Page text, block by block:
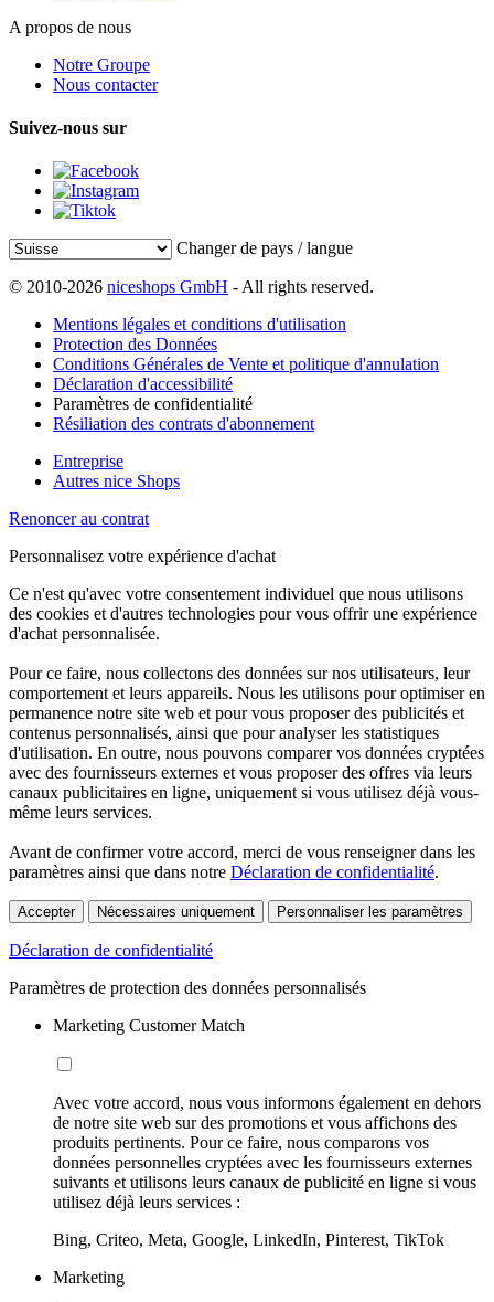
A propos de nous
Notre Groupe
Nous contacter
Suivez-nous sur
Changer de pays / langue
© 2010-2026 niceshops GmbH - All rights reserved.
Mentions légales et conditions d'utilisation
Protection des Données
Conditions Générales de Vente et politique d'annulation
Déclaration d'accessibilité
Paramètres de confidentialité
Résiliation des contrats d'abonnement
Entreprise
Autres nice Shops
Renoncer au contrat
Personnalisez votre expérience d'achat
Ce n'est qu'avec votre consentement individuel que nous utilisons
des cookies et d'autres technologies pour vous offrir une expérience
d'achat personnalisée.
Pour ce faire, nous collectons des données sur nos utilisateurs, leur
comportement et leurs appareils. Nous les utilisons pour optimiser en
permanence notre site web et pour vous proposer des publicités et
contenus personnalisés, ainsi que pour analyser les statistiques
d'utilisation. En outre, nous pouvons comparer vos données cryptées
avec des fournisseurs externes et vous proposer des offres via leurs
canaux publicitaires en ligne, uniquement si vous utilisez déjà vous-
même leurs services.
Avant de confirmer votre accord, merci de vous renseigner dans les
paramètres ainsi que dans notre Déclaration de confidentialité.
Accepter Nécessaires uniquement Personnaliser les paramètres
Déclaration de confidentialité
Paramètres de protection des données personnalisés
Marketing Customer Match
Avec votre accord, nous vous informons également en dehors
de notre site web sur des promotions et vous affichons des
produits pertinents. Pour ce faire, nous comparons vos
données personnelles cryptées avec les fournisseurs externes
suivants et utilisons leurs canaux de publicité en ligne si vous
utilisez déjà leurs services :
Bing, Criteo, Meta, Google, LinkedIn, Pinterest, TikTok
Marketing